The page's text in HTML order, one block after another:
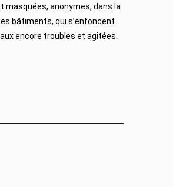
masquées, anonymes, dans la
bâtiments, qui s’enfoncent
encore troubles et agitées.